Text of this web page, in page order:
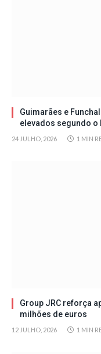
Guimarães e
elevados segundo o
24 JULHO, 2026 1 MIN
Group JRC reforça
milhões de euros
12 JULHO, 2026 1 MIN